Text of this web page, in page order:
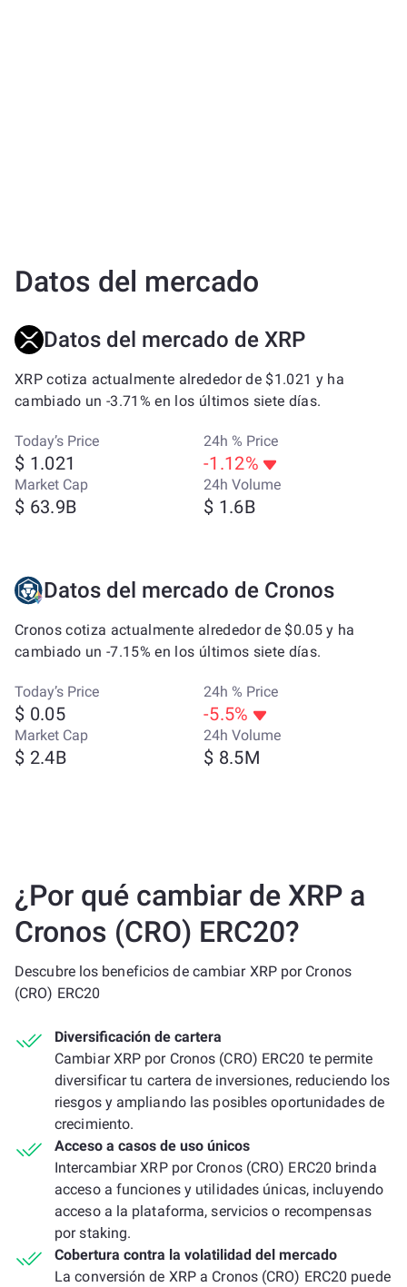
Datos del mercado
Datos del mercado de XRP
XRP cotiza actualmente alrededor de $1.021 y ha
cambiado un -3.71% en los últimos siete días.
Today’s Price
$ 1.021
24h % Price
-1.12%
Market Cap
$ 63.9B
24h Volume
$ 1.6B
Datos del mercado de Cronos
Cronos cotiza actualmente alrededor de $0.05 y ha
cambiado un -7.15% en los últimos siete días.
Today’s Price
$ 0.05
24h % Price
-5.5%
Market Cap
$ 2.4B
24h Volume
$ 8.5M
¿Por qué cambiar de XRP a
Cronos (CRO) ERC20?
Descubre los beneficios de cambiar XRP por Cronos
(CRO) ERC20
Diversificación de cartera
Cambiar XRP por Cronos (CRO) ERC20 te permite
diversificar tu cartera de inversiones, reduciendo los
riesgos y ampliando las posibles oportunidades de
crecimiento.
Acceso a casos de uso únicos
Intercambiar XRP por Cronos (CRO) ERC20 brinda
acceso a funciones y utilidades únicas, incluyendo
acceso a la plataforma, servicios o recompensas
por staking.
Cobertura contra la volatilidad del mercado
La conversión de XRP a Cronos (CRO) ERC20 puede